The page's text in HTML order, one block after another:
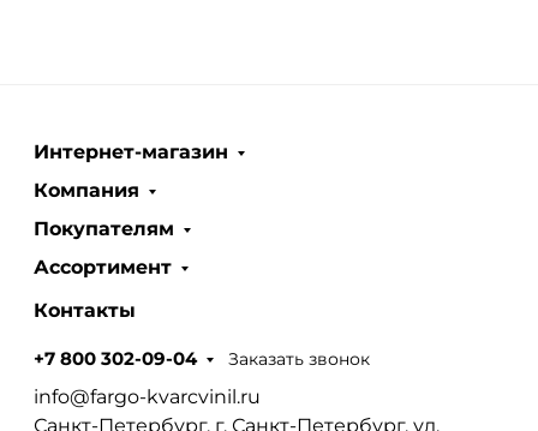
Интернет-магазин
Компания
Покупателям
Ассортимент
Контакты
+7 800 302-09-04 Заказать звонок
info@fargo-kvarcvinil.ru
Санкт-Петербург, г. Санкт-Петербург, ул.